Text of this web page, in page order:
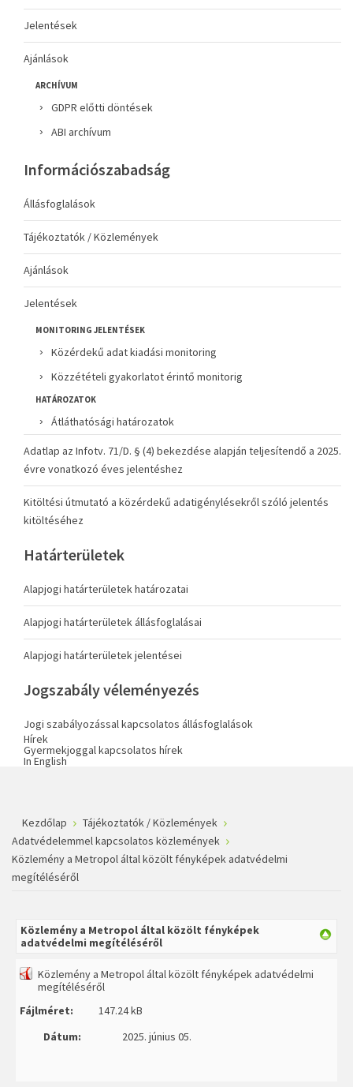
Jelentések
Ajánlások
ARCHÍVUM
GDPR előtti döntések
ABI archívum
Információszabadság
Állásfoglalások
Tájékoztatók / Közlemények
Ajánlások
Jelentések
MONITORING JELENTÉSEK
Közérdekű adat kiadási monitoring
Közzétételi gyakorlatot érintő monitorig
HATÁROZATOK
Átláthatósági határozatok
Adatlap az Infotv. 71/D. § (4) bekezdése alapján teljesítendő a 2025.
évre vonatkozó éves jelentéshez
Kitöltési útmutató a közérdekű adatigénylésekről szóló jelentés
kitöltéséhez
Határterületek
Alapjogi határterületek határozatai
Alapjogi határterületek állásfoglalásai
Alapjogi határterületek jelentései
Jogszabály véleményezés
Jogi szabályozással kapcsolatos állásfoglalások
Hírek
Gyermekjoggal kapcsolatos hírek
In English
Kezdőlap
Tájékoztatók / Közlemények
Adatvédelemmel kapcsolatos közlemények
Közlemény a Metropol által közölt fényképek adatvédelmi
megítéléséről
Közlemény a Metropol által közölt fényképek
adatvédelmi megítéléséről
Közlemény a Metropol által közölt fényképek adatvédelmi
megítéléséről
Fájlméret:
147.24 kB
Dátum:
2025. június 05.